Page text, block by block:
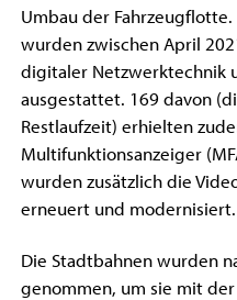
Umbau der
wurden zwischen April
digitaler Netzwerktechnik
ausgestattet. 169 davon
Restlaufzeit) erhielten
Multifunktionsanzeiger
wurden zusätzlich die
erneuert und modernisiert.
Die Stadtbahnen wurden
genommen, um sie mit